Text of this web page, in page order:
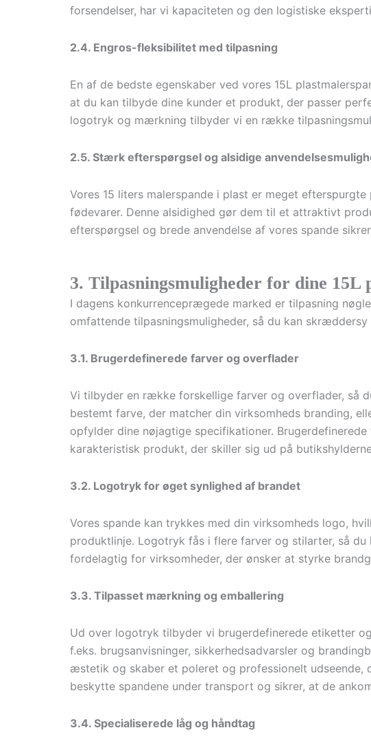
forsendelser, har vi kapaciteten og den logistiske
2.4. Engros-fleksibilitet med tilpasning
En af de bedste egenskaber ved vores 15L
at du kan tilbyde dine kunder et produkt, der passer
logotryk og mærkning tilbyder vi en række
2.5. Stærk efterspørgsel og alsidige
Vores 15 liters malerspande i plast er meget
fødevarer. Denne alsidighed gør dem til et attraktivt
efterspørgsel og brede anvendelse af vores spande
3. Tilpasningsmuligheder for dine 15L
I dagens konkurrenceprægede marked er tilpasning
omfattende tilpasningsmuligheder, så du kan
3.1. Brugerdefinerede farver og overflader
Vi tilbyder en række forskellige farver og overflader, så
bestemt farve, der matcher din virksomheds branding,
opfylder dine nøjagtige specifikationer.
karakteristisk produkt, der skiller sig ud på
3.2. Logotryk for øget synlighed af brandet
Vores spande kan trykkes med din virksomheds logo,
produktlinje. Logotryk fås i flere farver og stilarter, så
fordelagtig for virksomheder, der ønsker at styrke
3.3. Tilpasset mærkning og emballering
Ud over logotryk tilbyder vi brugerdefinerede etiketter
f.eks. brugsanvisninger, sikkerhedsadvarsler og
æstetik og skaber et poleret og professionelt udseende,
beskytte spandene under transport og sikrer, at de
3.4. Specialiserede låg og håndtag